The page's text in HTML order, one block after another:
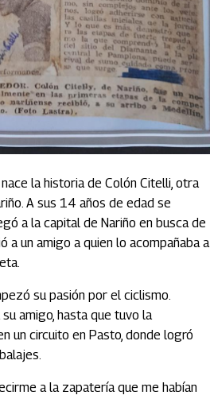
la historia de Colón Citelli, otra
A sus 14 años de edad se
a la capital de Nariño en busca de
a un amigo a quien lo acompañaba a
su pasión por el ciclismo.
amigo, hasta que tuvo la
un circuito en Pasto, donde logró
a la zapatería que me habían